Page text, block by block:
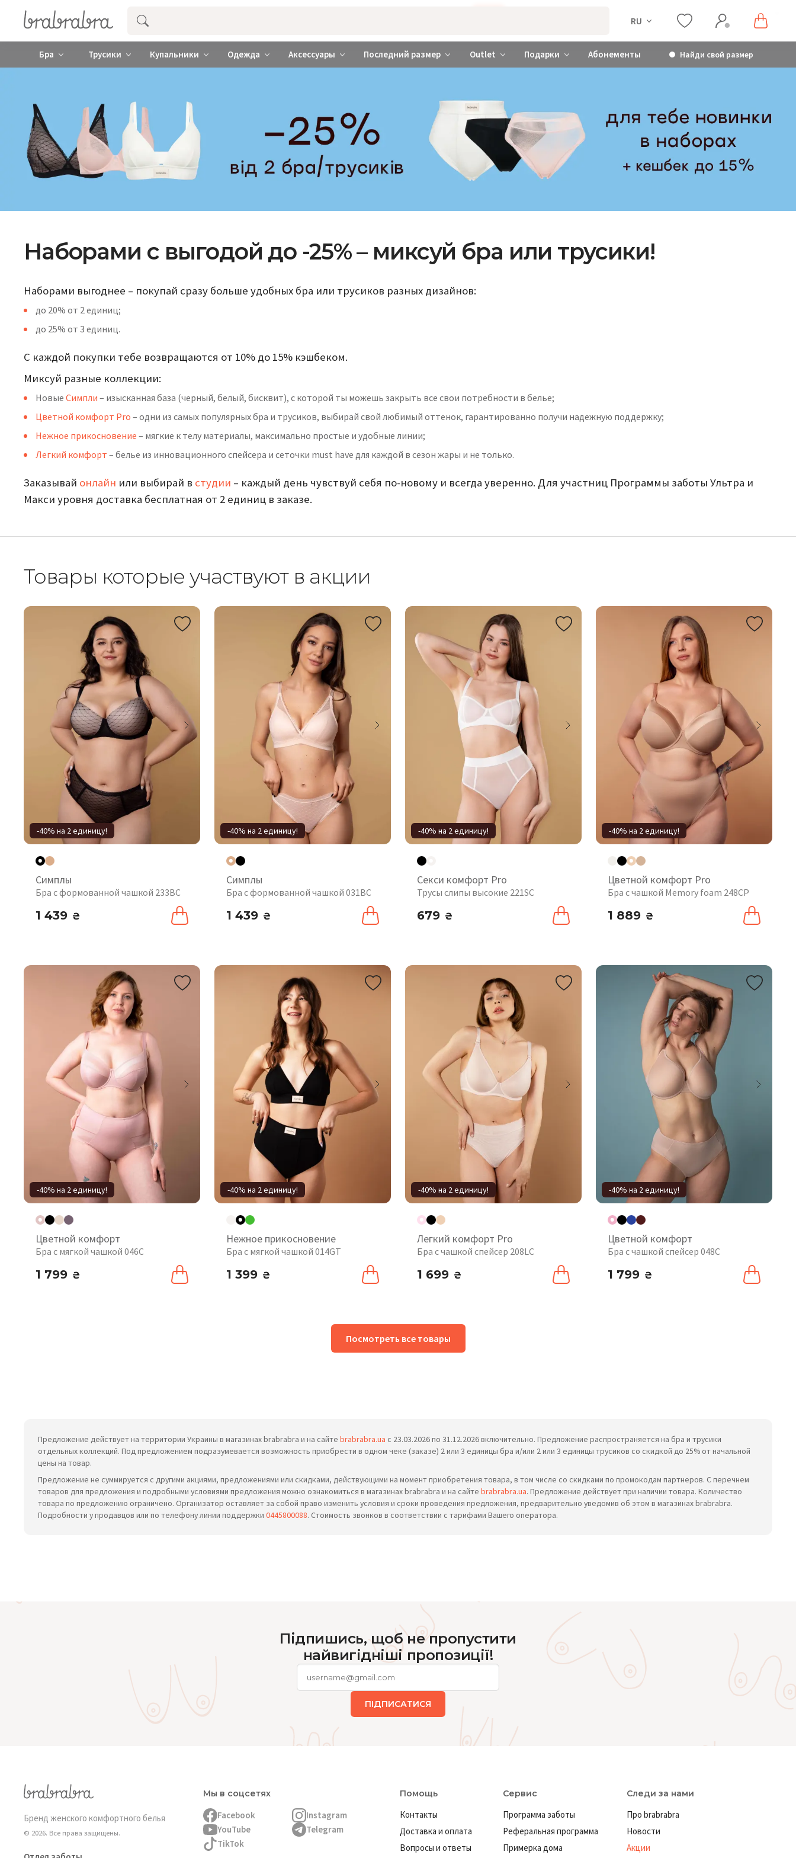
Купить нижнее женское белье ❤️ brabrabra ❤️ Киев и Украина RU
Бра Трусики Купальники Одежда Аксессуары Последний размер Outlet Подарки Абонементы Найди свой размер
Наборами с выгодой до -25% – миксуй бра или трусики!
Наборами выгоднее – покупай сразу больше удобных бра или трусиков разных дизайнов:
до 20% от 2 единиц;
до 25% от 3 единиц.
С каждой покупки тебе возвращаются от 10% до 15% кэшбеком.
Миксуй разные коллекции:
Новые Симпли – изысканная база (черный, белый, бисквит), с которой ты можешь закрыть все свои потребности в белье;
Цветной комфорт Pro – одни из самых популярных бра и трусиков, выбирай свой любимый оттенок, гарантированно получи надежную поддержку;
Нежное прикосновение – мягкие к телу материалы, максимально простые и удобные линии;
Легкий комфорт – белье из инновационного спейсера и сеточки must have для каждой в сезон жары и не только.
Заказывай онлайн или выбирай в студии – каждый день чувствуй себя по-новому и всегда уверенно. Для участниц Программы заботы Ультра и
Макси уровня доставка бесплатная от 2 единиц в заказе.
Товары которые участвуют в акции
-40% на 2 единицу!
Симплы
Бра с формованной чашкой 233BC
1 439 ₴
-40% на 2 единицу!
Симплы
Бра с формованной чашкой 031BC
1 439 ₴
-40% на 2 единицу!
Секси комфорт Pro
Трусы слипы высокие 221SC
679 ₴
-40% на 2 единицу!
Цветной комфорт Pro
Бра с чашкой Memory foam 248CP
1 889 ₴
-40% на 2 единицу!
Цветной комфорт
Бра с мягкой чашкой 046C
1 799 ₴
-40% на 2 единицу!
Нежное прикосновение
Бра с мягкой чашкой 014GT
1 399 ₴
-40% на 2 единицу!
Легкий комфорт Pro
Бра с чашкой спейсер 208LC
1 699 ₴
-40% на 2 единицу!
Цветной комфорт
Бра с чашкой спейсер 048С
1 799 ₴
Посмотреть все товары
Предложение действует на территории Украины в магазинах brabrabra и на сайте brabrabra.ua с 23.03.2026 по 31.12.2026 включительно. Предложение распространяется на бра и трусики
отдельных коллекций. Под предложением подразумевается возможность приобрести в одном чеке (заказе) 2 или 3 единицы бра и/или 2 или 3 единицы трусиков со скидкой до 25% от начальной
цены на товар.
Предложение не суммируется с другими акциями, предложениями или скидками, действующими на момент приобретения товара, в том числе со скидками по промокодам партнеров. С перечнем
товаров для предложения и подробными условиями предложения можно ознакомиться в магазинах brabrabra и на сайте brabrabra.ua. Предложение действует при наличии товара. Количество
товара по предложению ограничено. Организатор оставляет за собой право изменить условия и сроки проведения предложения, предварительно уведомив об этом в магазинах brabrabra.
Подробности у продавцов или по телефону линии поддержки 0445800088. Стоимость звонков в соответствии с тарифами Вашего оператора.
Підпишись, щоб не пропустити
найвигідніші пропозиції!
ПІДПИСАТИСЯ
Бренд женского комфортного белья
© 2026. Все права защищены.
Мы в соцсетях
Facebook
Instagram
YouTube
Telegram
TikTok
Помощь
Контакты
Доставка и оплата
Вопросы и ответы
Сервис
Программа заботы
Реферальная программа
Примерка дома
Следи за нами
Про brabrabra
Новости
Акции